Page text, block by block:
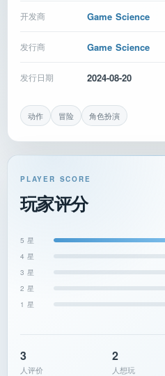
开发商 Game Science
发行商 Game Science
发行日期 2024-08-20
动作 冒险 角色扮演
PLAYER SCORE
玩家评分
5 星
4 星
3 星
2 星
1 星
3
人评价
2
人想玩